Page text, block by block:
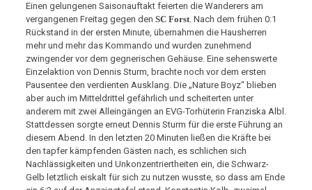
Einen gelungenen Saisonauftakt feierten die Wanderers am
vergangenen Freitag gegen den SC Forst. Nach dem frühen 0:1
Rückstand in der ersten Minute, übernahmen die Hausherren
mehr und mehr das Kommando und wurden zunehmend
zwingender vor dem gegnerischen Gehäuse. Eine sehenswerte
Einzelaktion von Dennis Sturm, brachte noch vor dem ersten
Pausentee den verdienten Ausklang. Die „Nature Boyz“ blieben
aber auch im Mitteldrittel gefährlich und scheiterten unter
anderem mit zwei Alleingängen an EVG-Torhüterin Franziska Albl.
Stattdessen sorgte erneut Dennis Sturm für die erste Führung an
diesem Abend. In den letzten 20 Minuten ließen die Kräfte bei
den tapfer kämpfenden Gästen nach, es schlichen sich
Nachlässigkeiten und Unkonzentriertheiten ein, die Schwarz-
Gelb letztlich eiskalt für sich zu nutzen wusste, so dass am Ende